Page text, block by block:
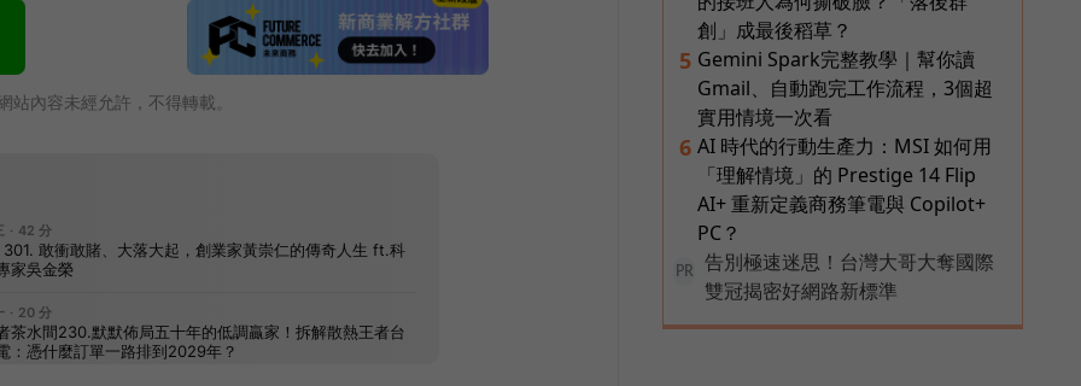
站內容未經允許，不得轉載。
創」成最後稻草？
5 Gemini Spark完整教學｜幫你讀
Gmail、自動跑完工作流程，3個超
實用情境一次看
6 AI 時代的行動生產力：MSI 如何用
「理解情境」的 Prestige 14 Flip
AI+ 重新定義商務筆電與 Copilot+
PC？
PR
告別極速迷思！台灣大哥大奪國際
雙冠揭密好網路新標準